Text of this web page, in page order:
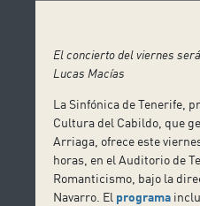
El concierto del viernes
Lucas Macías
La Sinfónica de Tenerife,
Cultura del Cabildo, que
Arriaga, ofrece este
horas, en el Auditorio de
Romanticismo, bajo la
Navarro. El programa